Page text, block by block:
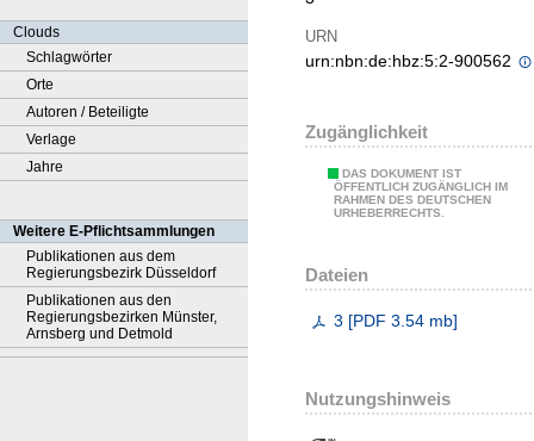
Clouds
Schlagwörter
Orte
Autoren / Beteiligte
Verlage
Jahre
Weitere E-Pflichtsammlungen
Publikationen aus dem
Regierungsbezirk Düsseldorf
Publikationen aus den
Regierungsbezirken Münster,
Arnsberg und Detmold
URN
urn:nbn:de:hbz:5:2-900562
Zugänglichkeit
DAS DOKUMENT IST
ÖFFENTLICH ZUGÄNGLICH IM
RAHMEN DES DEUTSCHEN
URHEBERRECHTS.
Dateien
3 [PDF 3.54 mb]
Nutzungshinweis